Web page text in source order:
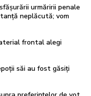
urmăririi penale
neplăcută; vom
frontal alegi
săi au fost găsiți